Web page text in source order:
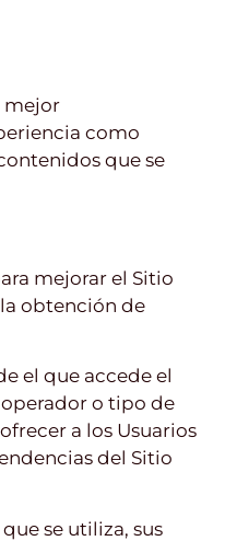
mejor
como
que se
mejorar el Sitio
obtención de
el que accede el
operador o tipo de
a los Usuarios
del Sitio
se utiliza, sus